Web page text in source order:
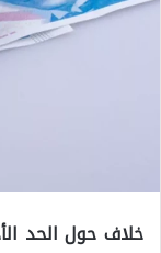
خلاف حول الحد